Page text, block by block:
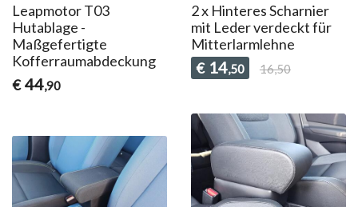
Leapmotor T03
Hutablage -
Maßgefertigte
Kofferraumabdeckung
€ 44,90
2 x Hinteres Scharnier
mit Leder verdeckt für
Mitterlarmlehne
€ 14,50 16,50